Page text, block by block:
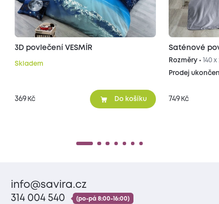
3D povlečení VESMÍR
Skladem
369 Kč Do košíku
Saténové
Rozměry • 140
Prodej
749 Kč
info@savira.cz
314 004 540
(po-pá 8:00-16:00)